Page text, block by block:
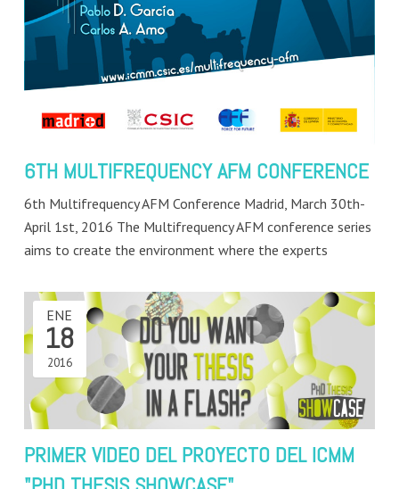
6TH MULTIFREQUENCY AFM CONFERENCE
6th Multifrequency AFM Conference Madrid, March 30th-
April 1st, 2016 The Multifrequency AFM conference series
aims to create the environment where the experts
PRIMER VIDEO DEL PROYECTO DEL ICMM
ENE
18
2016